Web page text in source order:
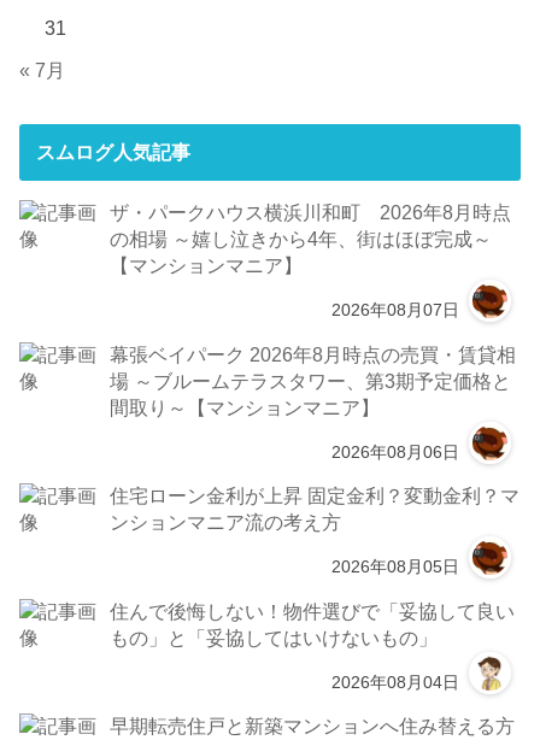
31
« 7月
スムログ人気記事
ザ・パークハウス横浜川和町 2026年8月時点
の相場 ～嬉し泣きから4年、街はほぼ完成～
【マンションマニア】
2026年08月07日
幕張ベイパーク 2026年8月時点の売買・賃貸相
場 ～ブルームテラスタワー、第3期予定価格と
間取り～【マンションマニア】
2026年08月06日
住宅ローン金利が上昇 固定金利？変動金利？マ
ンションマニア流の考え方
2026年08月05日
住んで後悔しない！物件選びで「妥協して良い
もの」と「妥協してはいけないもの」
2026年08月04日
早期転売住戸と新築マンションへ住み替える方